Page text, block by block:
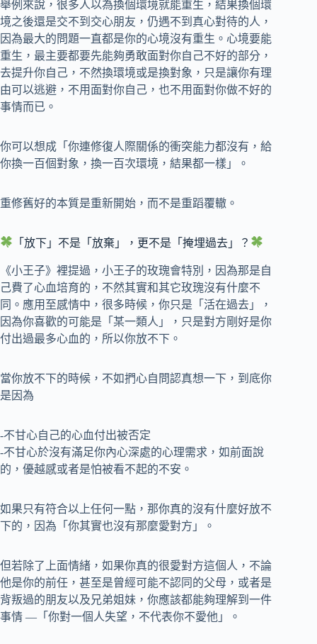
舉例來說，很多人以為換個環境就能重生，結果換個環
境之後還是交不到交心朋友，仍遇不到真心對待的人，
因為最大的問題一直都是你的心境沒有重生。心境要能
重生，最主要都要先能夠勇敢面對你自己不好的部分，
去提升你自己，不然換環境或是換對象，只是讓你有理
由可以逃避，不用面對你自己，也不用面對你做不好的
事情而已。
你可以想成「你連修復人際關係的衝突能力都沒有，給
你換一百個對象，換一百次環境，結果都一樣」。
重修舊好的本質是重新開始，而不是重蹈覆轍。
「放下」不是「放棄」，更不是「掩埋過去」？
《小王子》裡提過，小王子的玫瑰會特別，因為那是自
己費了心血培育的，不然其實和其它玫瑰沒有什麼不
同。應用至感情中，很多時候，你只是「活在過去」，
因為你喜歡的可能是「某一類人」，只是對方剛好是你
付出過最多心血的，所以你放不下。
當你放不下的時候，不如捫心自問認真想一下，到底你
是因為
-不甘心自己的心血付出被否定
-不甘心於沒有滿足你內心深處的心理需求，如前面說
的，優越感或者是怕被看不起的不安。
如果只有符合以上任何一點，那你真的沒有什麼好放不
下的，因為「你其實也沒有那麼愛對方」。
但若除了上面情緒，如果你真的很愛對方這個人，不論
他是你的前任，甚至是曾經可能不認同的父母，或者是
背叛過的朋友以及兄弟姐妹，你應該都能夠理解到一件
事情 —「你對一個人失望，不代表你不愛他」。